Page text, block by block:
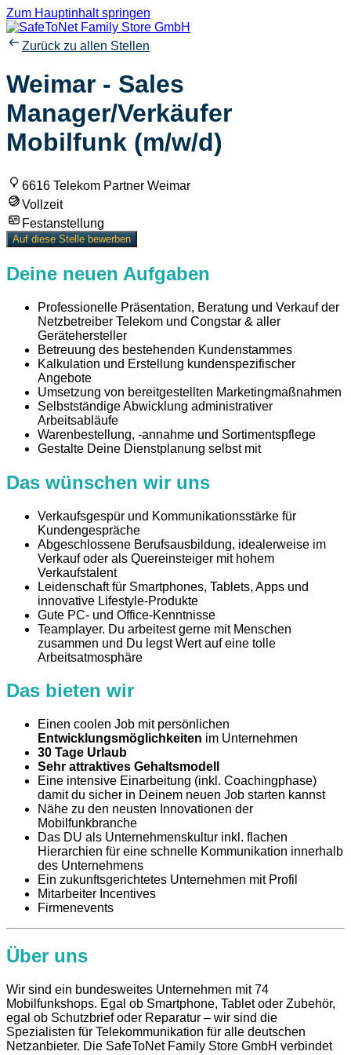
Zum Hauptinhalt springen
Zurück zu allen Stellen
Weimar - Sales
Manager/Verkäufer
Mobilfunk (m/w/d)
6616 Telekom Partner Weimar
Vollzeit
Festanstellung
Auf diese Stelle bewerben
Deine neuen Aufgaben
Professionelle Präsentation, Beratung und Verkauf der
Netzbetreiber Telekom und Congstar & aller
Gerätehersteller
Betreuung des bestehenden Kundenstammes
Kalkulation und Erstellung kundenspezifischer
Angebote
Umsetzung von bereitgestellten Marketingmaßnahmen
Selbstständige Abwicklung administrativer
Arbeitsabläufe
Warenbestellung, -annahme und Sortimentspflege
Gestalte Deine Dienstplanung selbst mit
Das wünschen wir uns
Verkaufsgespür und Kommunikationsstärke für
Kundengespräche
Abgeschlossene Berufsausbildung, idealerweise im
Verkauf oder als Quereinsteiger mit hohem
Verkaufstalent
Leidenschaft für Smartphones, Tablets, Apps und
innovative Lifestyle-Produkte
Gute PC- und Office-Kenntnisse
Teamplayer. Du arbeitest gerne mit Menschen
zusammen und Du legst Wert auf eine tolle
Arbeitsatmosphäre
Das bieten wir
Einen coolen Job mit persönlichen
Entwicklungsmöglichkeiten im Unternehmen
30 Tage Urlaub
Sehr attraktives Gehaltsmodell
Eine intensive Einarbeitung (inkl. Coachingphase)
damit du sicher in Deinem neuen Job starten kannst
Nähe zu den neusten Innovationen der
Mobilfunkbranche
Das DU als Unternehmenskultur inkl. flachen
Hierarchien für eine schnelle Kommunikation innerhalb
des Unternehmens
Ein zukunftsgerichtetes Unternehmen mit Profil
Mitarbeiter Incentives
Firmenevents
Über uns
Wir sind ein bundesweites Unternehmen mit 74
Mobilfunkshops. Egal ob Smartphone, Tablet oder Zubehör,
egal ob Schutzbrief oder Reparatur – wir sind die
Spezialisten für Telekommunikation für alle deutschen
Netzanbieter. Die SafeToNet Family Store GmbH verbindet